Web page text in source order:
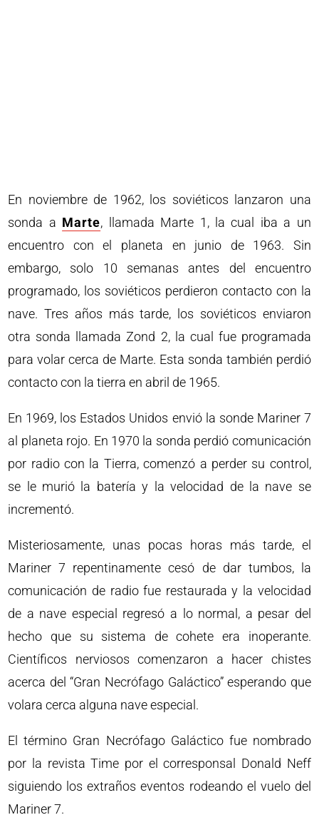
En noviembre de 1962, los soviéticos lanzaron una
sonda a Marte, llamada Marte 1, la cual iba a un
encuentro con el planeta en junio de 1963. Sin
embargo, solo 10 semanas antes del encuentro
programado, los soviéticos perdieron contacto con la
nave. Tres años más tarde, los soviéticos enviaron
otra sonda llamada Zond 2, la cual fue programada
para volar cerca de Marte. Esta sonda también perdió
contacto con la tierra en abril de 1965.
En 1969, los Estados Unidos envió la sonde Mariner 7
al planeta rojo. En 1970 la sonda perdió comunicación
por radio con la Tierra, comenzó a perder su control,
se le murió la batería y la velocidad de la nave se
incrementó.
Misteriosamente, unas pocas horas más tarde, el
Mariner 7 repentinamente cesó de dar tumbos, la
comunicación de radio fue restaurada y la velocidad
de a nave especial regresó a lo normal, a pesar del
hecho que su sistema de cohete era inoperante.
Científicos nerviosos comenzaron a hacer chistes
acerca del “Gran Necrófago Galáctico” esperando que
volara cerca alguna nave especial.
El término Gran Necrófago Galáctico fue nombrado
por la revista Time por el corresponsal Donald Neff
siguiendo los extraños eventos rodeando el vuelo del
Mariner 7.